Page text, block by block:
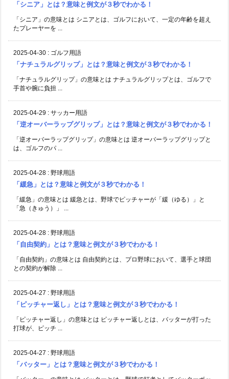
「シニア」とは？意味と例文が３秒でわかる！
「シニア」の意味とは シニアとは、ゴルフにおいて、一定の年齢を超え
たプレーヤーを ...
2025-04-30 : ゴルフ用語
「ナチュラルグリップ」とは？意味と例文が３秒でわかる！
「ナチュラルグリップ」の意味とは ナチュラルグリップとは、ゴルフで
手首や腕に負担 ...
2025-04-29 : サッカー用語
「逆オーバーラップグリップ」とは？意味と例文が３秒でわかる！
「逆オーバーラップグリップ」の意味とは 逆オーバーラップグリップと
は、ゴルフのパ ...
2025-04-28 : 野球用語
「緩急」とは？意味と例文が３秒でわかる！
「緩急」の意味とは 緩急とは、野球でピッチャーが「緩（ゆる）」と
「急（きゅう）」 ...
2025-04-28 : 野球用語
「自由契約」とは？意味と例文が３秒でわかる！
「自由契約」の意味とは 自由契約とは、プロ野球において、選手と球団
との契約が解除 ...
2025-04-27 : 野球用語
「ピッチャー返し」とは？意味と例文が３秒でわかる！
「ピッチャー返し」の意味とは ピッチャー返しとは、バッターが打った
打球が、ピッチ ...
2025-04-27 : 野球用語
「バッター」とは？意味と例文が３秒でわかる！